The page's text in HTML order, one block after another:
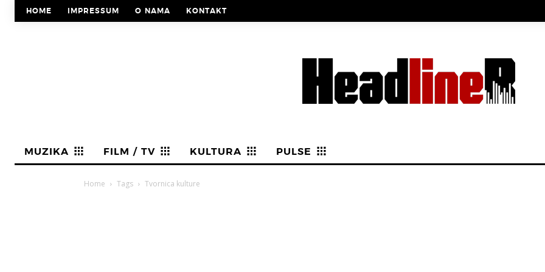
HOME IMPRESSUM O NAMA KONTAKT
MUZIKA FILM / TV KULTURA PULSE
Home Tags Tvornica kulture